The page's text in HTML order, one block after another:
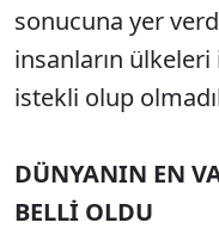
sonucuna yer
insanların ülkeleri
istekli olup
DÜNYANIN EN
BELLİ OLDU